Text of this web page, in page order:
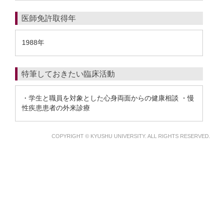
医師免許取得年
1988年
特筆しておきたい臨床活動
・学生と職員を対象とした心身両面からの健康相談 ・慢
性疾患患者の外来診療
COPYRIGHT © KYUSHU UNIVERSITY. ALL RIGHTS RESERVED.